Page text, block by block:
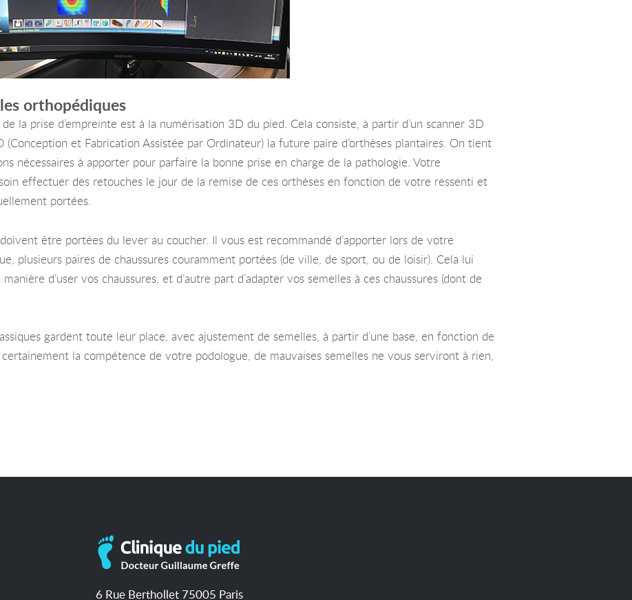
orthopédiques
la prise d’empreinte est à la numérisation 3D du pied. Cela consiste, à partir d’un scanner 3D
(Conception et Fabrication Assistée par Ordinateur) la future paire d’orthèses plantaires. On tient
nécessaires à apporter pour parfaire la bonne prise en charge de la pathologie. Votre
effectuer des retouches le jour de la remise de ces orthèses en fonction de votre ressenti et
portées.
être portées du lever au coucher. Il vous est recommandé d’apporter lors de votre
plusieurs paires de chaussures couramment portées (de ville, de sport, ou de loisir). Cela lui
d’user vos chaussures, et d’autre part d’adapter vos semelles à ces chaussures (dont de
gardent toute leur place, avec ajustement de semelles, à partir d’une base, en fonction de
la compétence de votre podologue, de mauvaises semelles ne vous serviront à rien,
6 Rue Berthollet 75005 Paris